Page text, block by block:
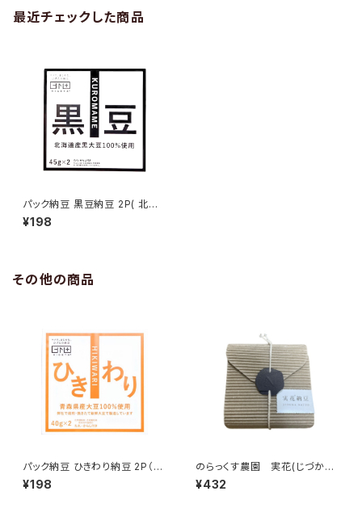
最近チェックした商品
パック納豆 黒豆納豆 2P( 北海
道産)
¥198
その他の商品
パック納豆 ひきわり納豆 2P（青
森県産）
¥198
のらっくす農園 実花(じづか）
レタータイプ
¥432